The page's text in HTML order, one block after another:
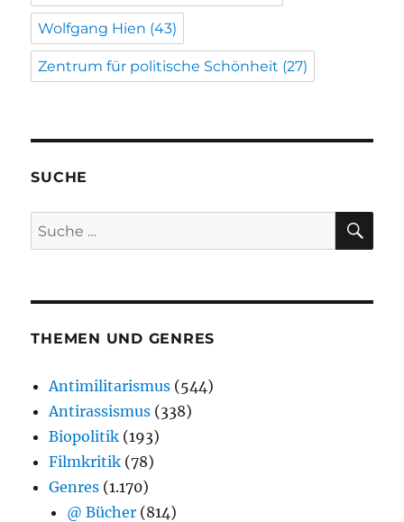
Wolfgang Hien (43)
Zentrum für politische Schönheit (27)
SUCHE
Suche
nach:
THEMEN UND GENRES
Antimilitarismus (544)
Antirassismus (338)
Biopolitik (193)
Filmkritik (78)
Genres (1.170)
@ Bücher (814)